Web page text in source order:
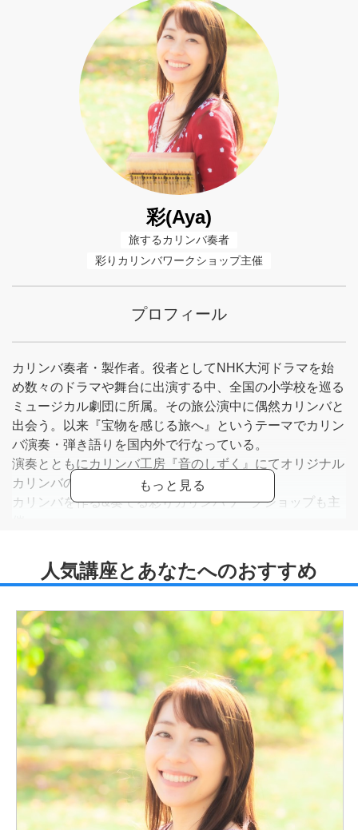
彩(Aya)
旅するカリンバ奏者
彩りカリンバワークショップ主催
プロフィール
カリンバ奏者・製作者。役者としてNHK大河ドラマを始
め数々のドラマや舞台に出演する中、全国の小学校を巡る
ミュージカル劇団に所属。その旅公演中に偶然カリンバと
出会う。以来『宝物を感じる旅へ』というテーマでカリン
バ演奏・弾き語りを国内外で行なっている。
演奏とともにカリンバ工房『音のしずく』にてオリジナル
カリンバの製作も行う。
カリンバを作る&奏でる彩りカリンバワークショップも主